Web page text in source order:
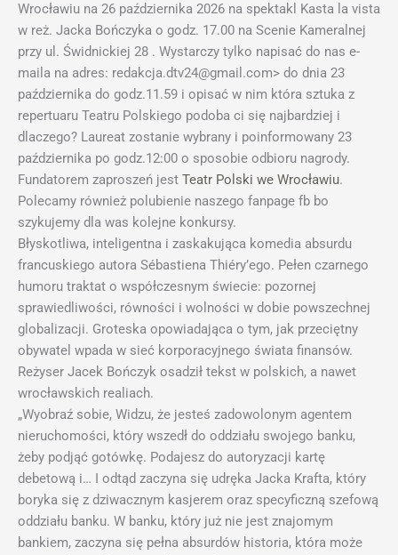
Wrocławiu na 26 października 2026 na spektakl Kasta la vista
w reż. Jacka Bończyka o godz. 17.00 na Scenie Kameralnej
przy ul. Świdnickiej 28 . Wystarczy tylko napisać do nas e-
maila na adres: redakcja.dtv24@gmail.com> do dnia 23
października do godz.11.59 i opisać w nim która sztuka z
repertuaru Teatru Polskiego podoba ci się najbardziej i
dlaczego? Laureat zostanie wybrany i poinformowany 23
października po godz.12:00 o sposobie odbioru nagrody.
Fundatorem zaproszeń jest Teatr Polski we Wrocławiu.
Polecamy również polubienie naszego fanpage fb bo
szykujemy dla was kolejne konkursy.
Błyskotliwa, inteligentna i zaskakująca komedia absurdu
francuskiego autora Sébastiena Thiéry’ego. Pełen czarnego
humoru traktat o współczesnym świecie: pozornej
sprawiedliwości, równości i wolności w dobie powszechnej
globalizacji. Groteska opowiadająca o tym, jak przeciętny
obywatel wpada w sieć korporacyjnego świata finansów.
Reżyser Jacek Bończyk osadził tekst w polskich, a nawet
wrocławskich realiach.
„Wyobraź sobie, Widzu, że jesteś zadowolonym agentem
nieruchomości, który wszedł do oddziału swojego banku,
żeby podjąć gotówkę. Podajesz do autoryzacji kartę
debetową i… I odtąd zaczyna się udręka Jacka Krafta, który
boryka się z dziwacznym kasjerem oraz specyficzną szefową
oddziału banku. W banku, który już nie jest znajomym
bankiem, zaczyna się pełna absurdów historia, która może